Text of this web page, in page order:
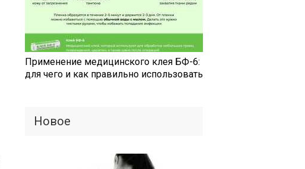
Применение медицинского клея БФ-6:
для чего и как правильно использовать
Новое